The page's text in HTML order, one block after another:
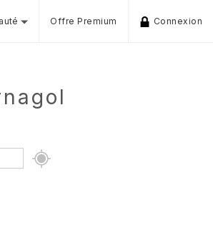
Offre Premium Connexion